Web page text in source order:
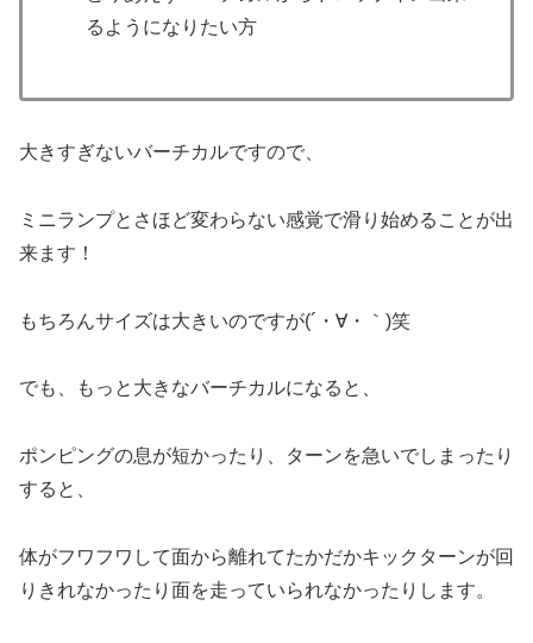
るようになりたい方
大きすぎないバーチカルですので、
ミニランプとさほど変わらない感覚で滑り始めることが出
来ます！
もちろんサイズは大きいのですが(´・∀・｀)笑
でも、もっと大きなバーチカルになると、
ポンピングの息が短かったり、ターンを急いでしまったり
すると、
体がフワフワして面から離れてたかだかキックターンが回
りきれなかったり面を走っていられなかったりします。